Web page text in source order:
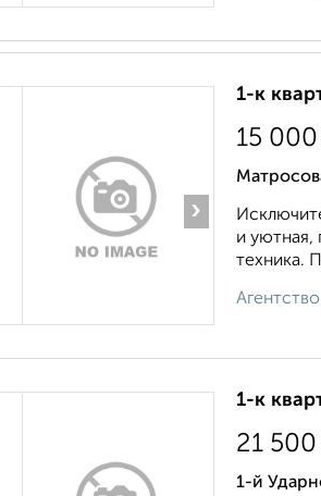
›
1-к
15 000
и уютная,
техника.
1-к
21 500
1-й